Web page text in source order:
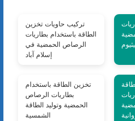
تركيب حاويات تخزين
الطاقة باستخدام بطاريات
الرصاص الحمضية في
إسلام آباد
تخزين الطاقة باستخدام
بطاريات الرصاص
الحمضية وتوليد الطاقة
الشمسية